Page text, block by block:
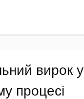
вирок у
процесі